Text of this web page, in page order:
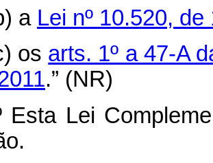
a Lei nº 10.520,
os arts. 1º a 47-A
.” (NR)
Esta Lei